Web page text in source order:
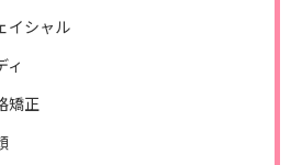
イシャル
ィ
矯正